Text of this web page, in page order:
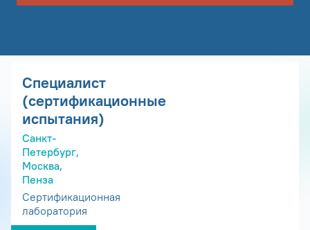
Специалист
(сертификационные
испытания)
Санкт-
Петербург,
Москва,
Пенза
Сертификационная
лаборатория